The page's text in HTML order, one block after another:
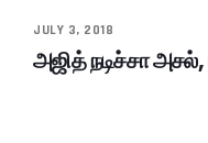
JULY 3, 2018
அஜித் நடிச்சா அசல்,